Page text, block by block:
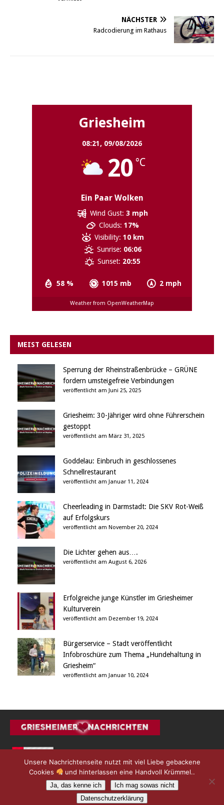
NÄCHSTER
Radcodierung im Rathaus
Griesheim
08:21, 09/08/2026
20 °C
Ein Paar Wolken
58 % 1015 mb 2 mph
Wind Gust: 3 mph
Clouds: 17%
Visibility: 10 km
Sunrise: 06:06
Sunset: 20:55
Weather from OpenWeatherMap
MEIST GELESEN
Sperrung der Rheinstraßenbrücke – GRÜNE
fordern umsteigefreie Verbindungen
veröffentlicht am Juni 25, 2025
Griesheim: 30-Jähriger wird ohne Führerschein
gestoppt
veröffentlicht am März 31, 2025
Goddelau: Einbruch in geschlossenes
Schnellrestaurant
veröffentlicht am Januar 11, 2024
Cheerleading in Darmstadt: Die SKV Rot-Weiß
auf Erfolgskurs
veröffentlicht am November 20, 2024
Die Lichter gehen aus….
veröffentlicht am August 6, 2026
Erfolgreiche junge Künstler im Griesheimer
Kulturverein
veröffentlicht am Dezember 19, 2024
Bürgerservice – Stadt veröffentlicht
Infobroschüre zum Thema „Hundehaltung in
Griesheim“
veröffentlicht am Januar 10, 2024
© 2012 - 2025 L9 Medien
Unsere Nachrichtenseite nutzt mit viel Liebe gebackene
Cookies
und hinterlassen eine Handvoll Krümmel..
Ja, das kenne ich
Ich mag sowas nicht
Datenschutzerklärung